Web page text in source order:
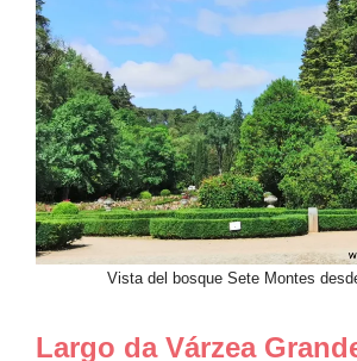
Vista del bosque Sete Montes
Largo da Várzea